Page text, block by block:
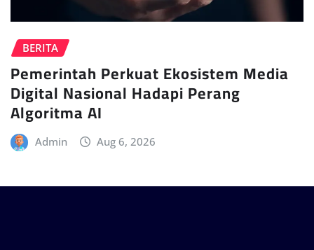
BERITA
Pemerintah Perkuat Ekosistem Media
Digital Nasional Hadapi Perang
Algoritma AI
Admin Aug 6, 2026